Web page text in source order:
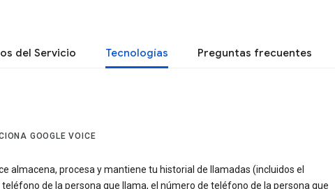
del Servicio Tecnologías Preguntas frecuentes
GOOGLE VOICE
almacena, procesa y mantiene tu historial de llamadas (incluidos el
de la persona que llama, el número de teléfono de la persona que